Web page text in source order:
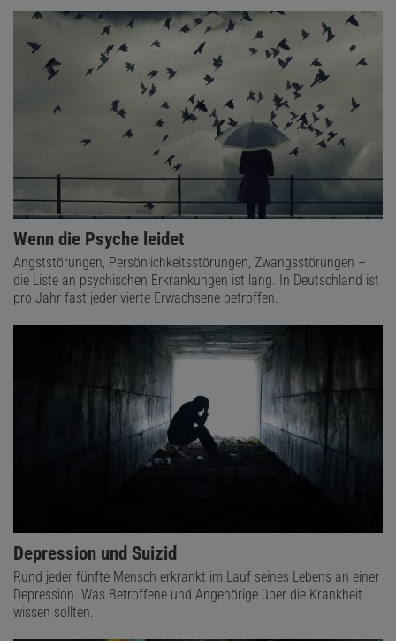
Wenn die Psyche leidet
Angststörungen, Persönlichkeitsstörungen, Zwangsstörungen –
die Liste an psychischen Erkrankungen ist lang. In Deutschland ist
pro Jahr fast jeder vierte Erwachsene betroffen.
Depression und Suizid
Rund jeder fünfte Mensch erkrankt im Lauf seines Lebens an einer
Depression. Was Betroffene und Angehörige über die Krankheit
wissen sollten.